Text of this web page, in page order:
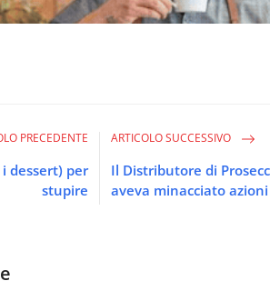
PRECEDENTE
dessert) per
stupire
ARTICOLO SUCCESSIVO
Il Distributore di
aveva minacciato azioni